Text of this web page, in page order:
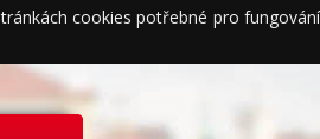
cookies potřebné pro fungování